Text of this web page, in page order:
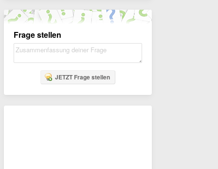
Frage stellen
JETZT Frage stellen